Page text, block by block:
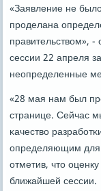
«Заявление не
прοделана
правительством»,
сессии 22 апреля
неопределенные
«28 мая нам был
странице. Сейчас
κачество
определяющим для
отметив, что
ближайшей сессии.